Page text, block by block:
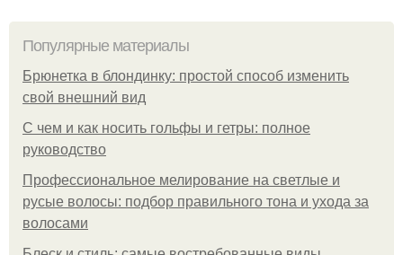
Популярные материалы
Брюнетка в блондинку: простой способ изменить
свой внешний вид
С чем и как носить гольфы и гетры: полное
руководство
Профессиональное мелирование на светлые и
русые волосы: подбор правильного тона и ухода за
волосами